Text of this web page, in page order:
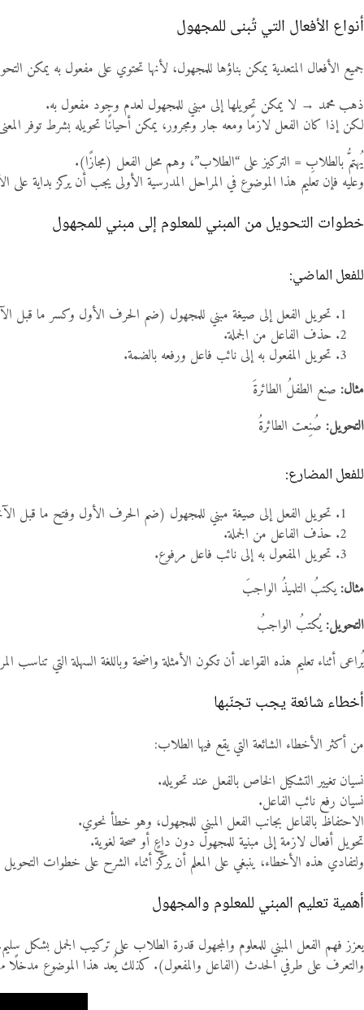
أنواع الأفعال التي تُبنى للمجهول
جميع الأفعال المتعدية يمكن بناؤها للمجهول، لأنها تحتوي على مفعول به يمكن
ذهب محمد → لا يمكن تحويلها إلى مبني للمجهول لعدم وجود مفعول به.
لكن إذا كان الفعل لازمًا ومعه جار ومجرور، يمكن أحيانًا تحويله بشرط توفر
يُهتمُّ بالطلابِ = التركيز على “الطلاب”، وهم محل الفعل (مجازًا).
وعليه فإن تعليم هذا الموضوع في المراحل المدرسية الأولى يجب أن يركز بداية على
خطوات التحويل من المبني للمعلوم إلى مبني للمجهول
للفعل الماضي:
تحويل الفعل إلى صيغة مبني للمجهول (ضم الحرف الأول وكسر ما قبل
حذف الفاعل من الجملة.
تحويل المفعول به إلى نائب فاعل ورفعه بالضمة.
مثال: صنع الطفلُ الطائرةَ
التحويل: صُنِعت الطائرةُ
للفعل المضارع:
تحويل الفعل إلى صيغة مبني للمجهول (ضم الحرف الأول وفتح ما قبل
حذف الفاعل من الجملة.
تحويل المفعول به إلى نائب فاعل مرفوع.
مثال:يكتبُ التلميذُ الواجبَ
التحويل:يُكتبُ الواجبُ
يُراعى أثناء تعليم هذه القواعد أن تكون الأمثلة واضحة وباللغة السهلة التي
أخطاء شائعة يجب تجنّبها
من أكثر الأخطاء الشائعة التي يقع فيها الطلاب:
نسيان تغيير التشكيل الخاص بالفعل عند تحويله.
نسيان رفع نائب الفاعل.
الاحتفاظ بالفاعل بجانب الفعل المبني للمجهول، وهو خطأ نحوي.
تحويل أفعال لازمة إلى مبنية للمجهول دون داعٍ أو صحة لغوية.
ولتفادي هذه الأخطاء، ينبغي على المعلم أن يركّز أثناء الشرح على خطوات التحويل
أهمية تعليم المبني للمعلوم والمجهول
يعزز فهم الفعل المبني للمعلوم والمجهول قدرة الطلاب على تركيب الجمل بشكل
والتعرف على طرفي الحدث (الفاعل والمفعول). كذلك يُعد هذا الموضوع مدخلًا مهمًا